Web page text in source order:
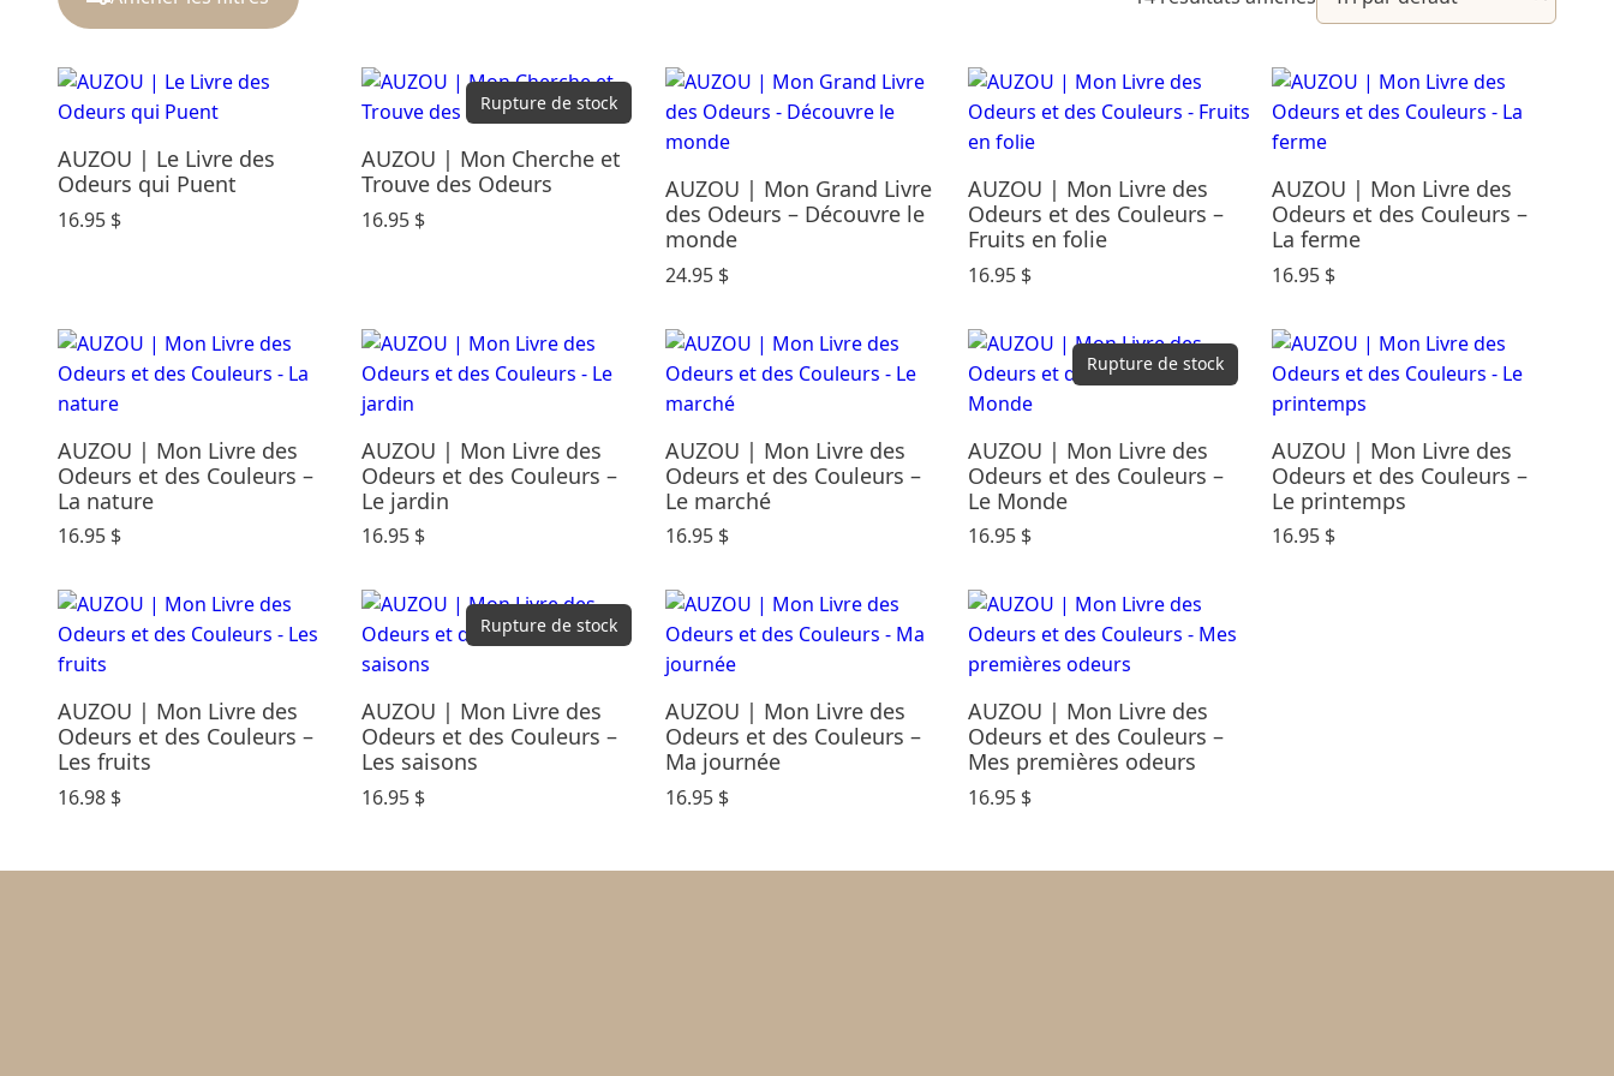
Catégories
Cadeaux & Occasions
Carte Cadeau
Dodo & Confort
Éveil & Jeux
Repas
Soins & Bains
Rechercher par prix
AUZOU | Le Livre des
Odeurs qui Puent
16.95 $
Rupture de stock
AUZOU | Mon Cherche et
Trouve des Odeurs
16.95 $
AUZOU | Mon Grand Livre
des Odeurs – Découvre le
monde
24.95 $
AUZOU | Mon Livre des
Odeurs et des Couleurs –
Fruits en folie
16.95 $
AUZOU | Mon Livre des
Odeurs et des Couleurs –
La ferme
16.95 $
AUZOU | Mon Livre des
Odeurs et des Couleurs –
La nature
16.95 $
AUZOU | Mon Livre des
Odeurs et des Couleurs –
Le jardin
16.95 $
AUZOU | Mon Livre des
Odeurs et des Couleurs –
Le marché
16.95 $
Rupture de stock
AUZOU | Mon Livre des
Odeurs et des Couleurs –
Le Monde
16.95 $
AUZOU | Mon Livre des
Odeurs et des Couleurs –
Le printemps
16.95 $
AUZOU | Mon Livre des
Odeurs et des Couleurs –
Les fruits
16.98 $
Rupture de stock
AUZOU | Mon Livre des
Odeurs et des Couleurs –
Les saisons
16.95 $
AUZOU | Mon Livre des
Odeurs et des Couleurs –
Ma journée
16.95 $
AUZOU | Mon Livre des
Odeurs et des Couleurs –
Mes premières odeurs
16.95 $